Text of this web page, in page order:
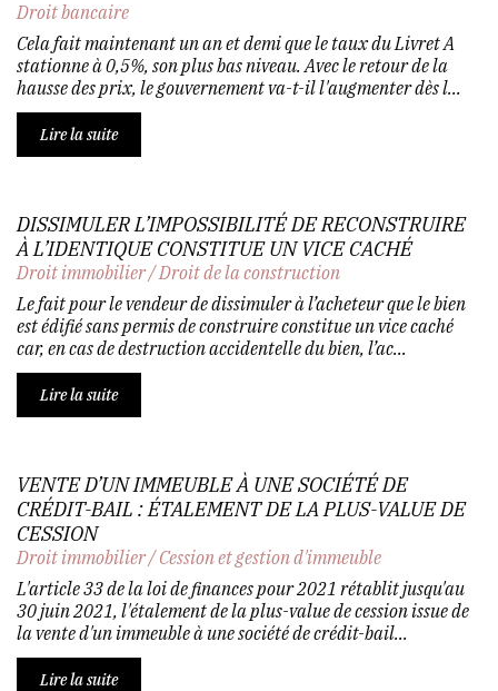
Droit bancaire
Cela fait maintenant un an et demi que le taux du Livret A
stationne à 0,5%, son plus bas niveau. Avec le retour de la
hausse des prix, le gouvernement va-t-il l'augmenter dès l...
Lire la suite
DISSIMULER L’IMPOSSIBILITÉ DE RECONSTRUIRE
À L’IDENTIQUE CONSTITUE UN VICE CACHÉ
Droit immobilier/Droit de la construction
Le fait pour le vendeur de dissimuler à l’acheteur que le bien
est édifié sans permis de construire constitue un vice caché
car, en cas de destruction accidentelle du bien, l’ac...
Lire la suite
VENTE D’UN IMMEUBLE À UNE SOCIÉTÉ DE
CRÉDIT-BAIL : ÉTALEMENT DE LA PLUS-VALUE DE
CESSION
Droit immobilier/Cession et gestion d'immeuble
L'article 33 de la loi de finances pour 2021 rétablit jusqu'au
30 juin 2021, l'étalement de la plus-value de cession issue de
la vente d'un immeuble à une société de crédit-bail...
Lire la suite